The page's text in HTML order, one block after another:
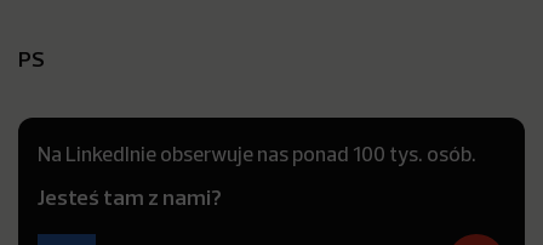
PS
Na LinkedInie obserwuje nas ponad 100 tys. osób.
Jesteś tam z nami?